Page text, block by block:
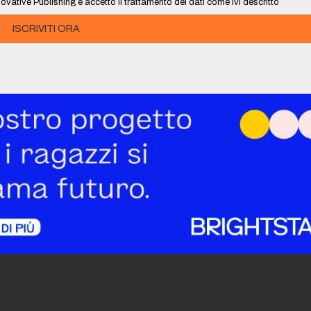
Publishing e accetto il trattamento dei dati come ivi descritto
ISCRIVITI ORA